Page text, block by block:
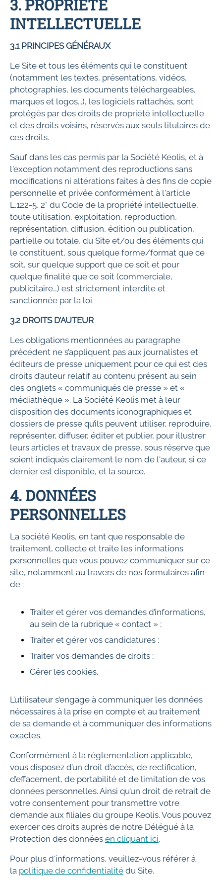
3. PROPRIÉTÉ
INTELLECTUELLE
3.1 PRINCIPES GÉNÉRAUX
Le Site et tous les éléments qui le constituent
(notamment les textes, présentations, vidéos,
photographies, les documents téléchargeables,
marques et logos...), les logiciels rattachés, sont
protégés par des droits de propriété intellectuelle
et des droits voisins, réservés aux seuls titulaires de
ces droits.
Sauf dans les cas permis par la Société Keolis, et à
l'exception notamment des reproductions sans
modifications ni altérations faites à des fins de copie
personnelle et privée conformément à l'article
L.122-5, 2° du Code de la propriété intellectuelle,
toute utilisation, exploitation, reproduction,
représentation, diffusion, édition ou publication,
partielle ou totale, du Site et/ou des éléments qui
le constituent, sous quelque forme/format que ce
soit, sur quelque support que ce soit et pour
quelque finalité que ce soit (commerciale,
publicitaire…) est strictement interdite et
sanctionnée par la loi.
3.2 DROITS D’AUTEUR
Les obligations mentionnées au paragraphe
précédent ne s’appliquent pas aux journalistes et
éditeurs de presse uniquement pour ce qui est des
droits d’auteur relatif au contenu présent au sein
des onglets « communiqués de presse » et «
médiathèque ». La Société Keolis met à leur
disposition des documents iconographiques et
dossiers de presse qu’ils peuvent utiliser, reproduire,
représenter, diffuser, éditer et publier, pour illustrer
leurs articles et travaux de presse, sous réserve que
soient indiqués clairement le nom de l'auteur, si ce
dernier est disponible, et la source.
4. DONNÉES
PERSONNELLES
La société Keolis, en tant que responsable de
traitement, collecte et traite les informations
personnelles que vous pouvez communiquer sur ce
site, notamment au travers de nos formulaires afin
de :
Traiter et gérer vos demandes d’informations,
au sein de la rubrique « contact » ;
Traiter et gérer vos candidatures ;
Traiter vos demandes de droits ;
Gérer les cookies.
L’utilisateur s’engage à communiquer les données
nécessaires à la prise en compte et au traitement
de sa demande et à communiquer des informations
exactes.
Conformément à la règlementation applicable,
vous disposez d’un droit d’accès, de rectification,
d’effacement, de portabilité et de limitation de vos
données personnelles. Ainsi qu’un droit de retrait de
votre consentement pour transmettre votre
demande aux filiales du groupe Keolis. Vous pouvez
exercer ces droits auprès de notre Délégué à la
Protection des données en cliquant ici.
Pour plus d'informations, veuillez-vous référer à
la politique de confidentialité du Site.